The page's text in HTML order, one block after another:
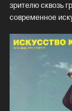
зрителю сквозь
современное